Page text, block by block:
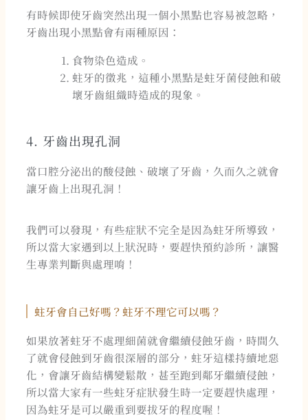
有時候即使牙齒突然出現一個小黑點也容易被忽略，
牙齒出現小黑點會有兩種原因：
食物染色造成。
蛀牙的徵兆，這種小黑點是蛀牙菌侵蝕和破
壞牙齒組織時造成的現象。
4. 牙齒出現孔洞
當口腔分泌出的酸侵蝕、破壞了牙齒，久而久之就會
讓牙齒上出現孔洞！
我們可以發現，有些症狀不完全是因為蛀牙所導致，
所以當大家遇到以上狀況時，要趕快預約診所，讓醫
生專業判斷與處理唷！
蛀牙會自己好嗎？蛀牙不理它可以嗎？
如果放著蛀牙不處理細菌就會繼續侵蝕牙齒，時間久
了就會侵蝕到牙齒很深層的部分，蛀牙這樣持續地惡
化，會讓牙齒結構變鬆散，甚至跑到鄰牙繼續侵蝕，
所以當大家有一些蛀牙症狀發生時一定要趕快處理，
因為蛀牙是可以嚴重到要拔牙的程度喔！